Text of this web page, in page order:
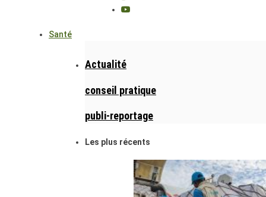
Santé
Actualité
conseil pratique
publi-reportage
Les plus récents